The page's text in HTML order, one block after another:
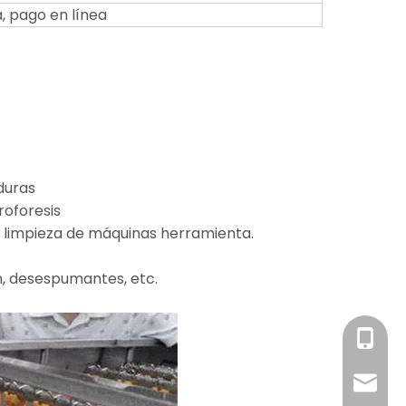
pago en línea
de máquinas herramienta.
desespumantes, etc.
Sra.